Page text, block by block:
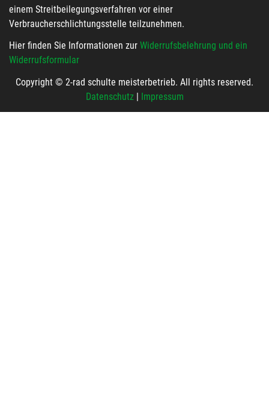
einem Streitbeilegungsverfahren vor einer
Verbraucherschlichtungsstelle teilzunehmen.
Hier finden Sie Informationen zur Widerrufsbelehrung und ein
Widerrufsformular
Copyright © 2-rad schulte meisterbetrieb. All rights reserved.
Datenschutz| Impressum